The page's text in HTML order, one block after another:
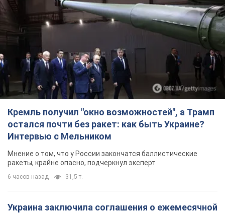
Кремль получил "окно возможностей", а Трамп
остался почти без ракет: как быть Украине?
Интервью с Мельником
Мнение о том, что у России закончатся баллистические
ракеты, крайне опасно, подчеркнул эксперт
6 часов назад 31,5 т.
Украина заключила соглашения о ежемесячной